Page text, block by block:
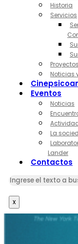
Historia
Servicios
Proyectos
Noticias
Eventos
Noticias
La
Lander
Contactos
x